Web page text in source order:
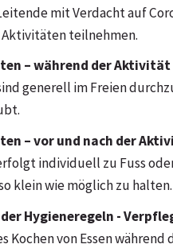
mit Verdacht auf
Aktivitäten teilnehmen.
– während der Aktivität
generell im Freien
– vor und nach der
individuell zu Fuss
klein wie möglich zu halten.
Hygieneregeln -
Kochen von Essen